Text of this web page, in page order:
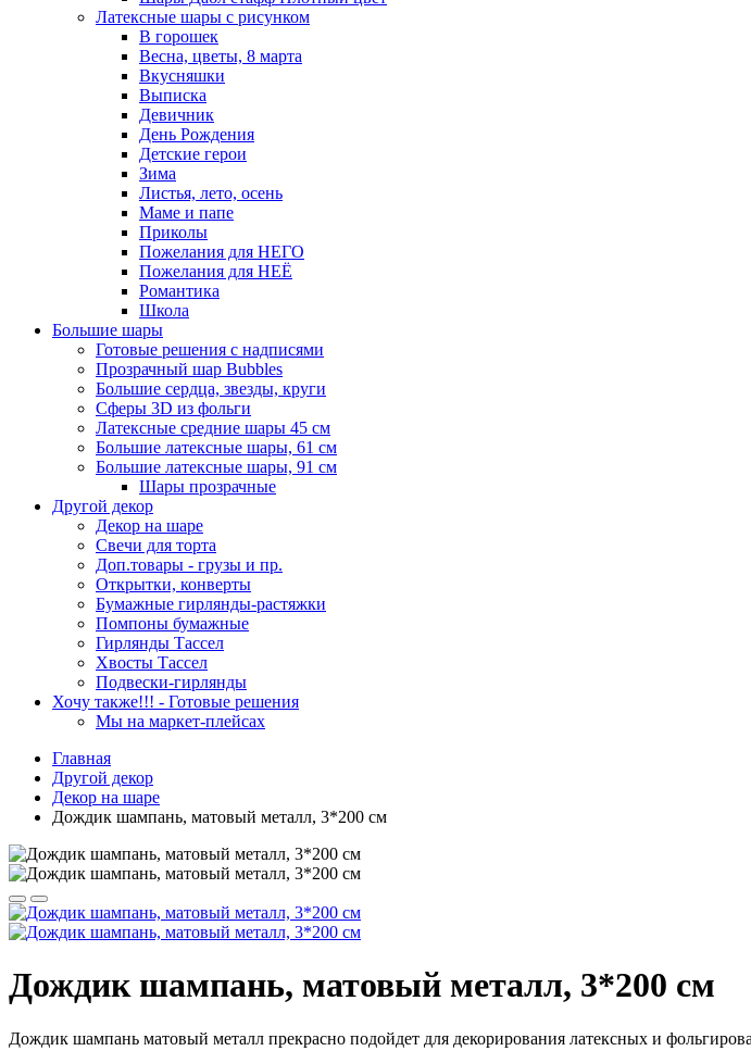
Латексные шары с рисунком
В горошек
Весна, цветы, 8 марта
Вкусняшки
Выписка
Девичник
День Рождения
Детские герои
Зима
Листья, лето, осень
Маме и папе
Приколы
Пожелания для НЕГО
Пожелания для НЕЁ
Романтика
Школа
Большие шары
Готовые решения с надписями
Прозрачный шар Bubbles
Большие сердца, звезды, круги
Сферы 3D из фольги
Латексные средние шары 45 см
Большие латексные шары, 61 см
Большие латексные шары, 91 см
Шары прозрачные
Другой декор
Декор на шаре
Свечи для торта
Доп.товары - грузы и пр.
Открытки, конверты
Бумажные гирлянды-растяжки
Помпоны бумажные
Гирлянды Тассел
Хвосты Тассел
Подвески-гирлянды
Хочу также!!! - Готовые решения
Мы на маркет-плейсах
Главная
Другой декор
Декор на шаре
Дождик шампань, матовый металл, 3*200 см
Дождик шампань, матовый металл, 3*200 см
Дождик шампань матовый металл прекрасно подойдет для декорирования латексных и